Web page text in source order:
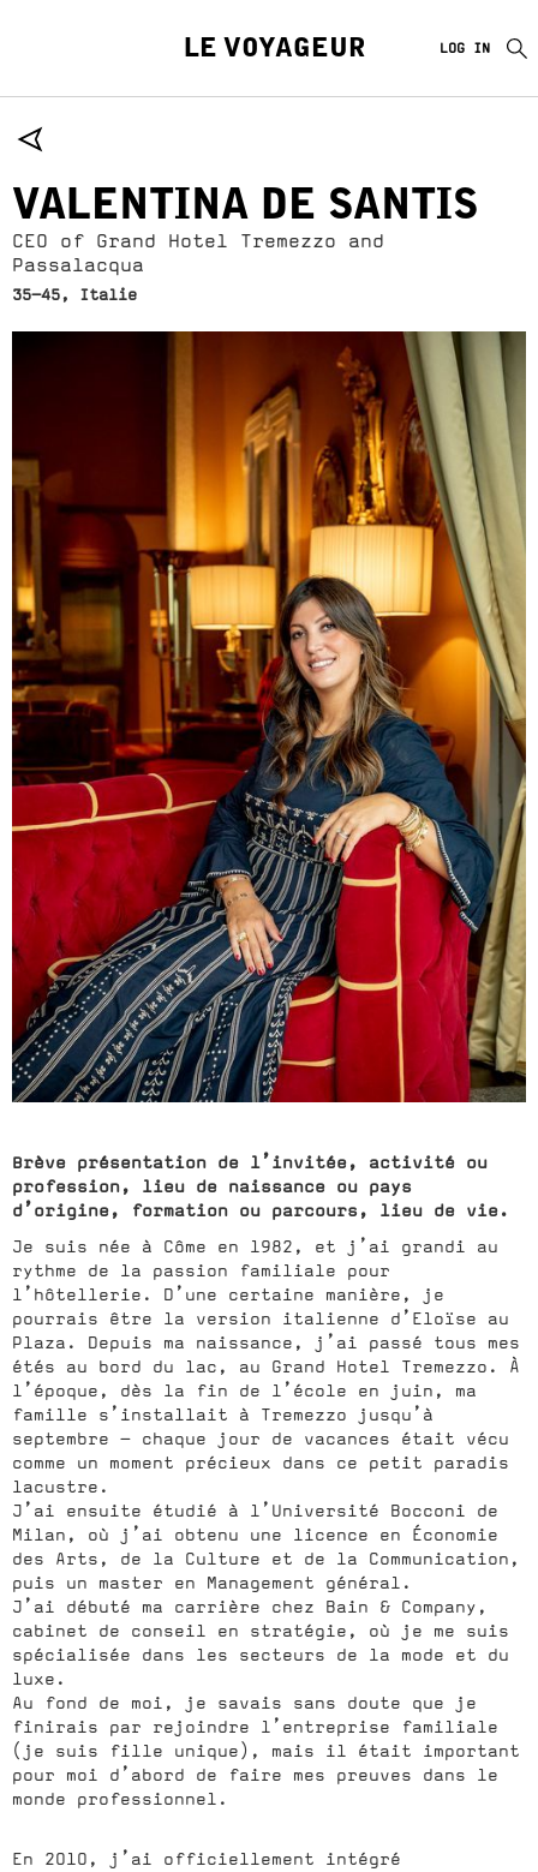
LE VOYAGEUR LOG IN
VALENTINA DE SANTIS
CEO of Grand Hotel Tremezzo and
Passalacqua
35-45, Italie
Brève présentation de l’invitée, activité ou
profession, lieu de naissance ou pays
d’origine, formation ou parcours, lieu de vie.
Je suis née à Côme en 1982, et j’ai grandi au
rythme de la passion familiale pour
l’hôtellerie. D’une certaine manière, je
pourrais être la version italienne d’Eloïse au
Plaza. Depuis ma naissance, j’ai passé tous mes
étés au bord du lac, au Grand Hotel Tremezzo. À
l’époque, dès la fin de l’école en juin, ma
famille s’installait à Tremezzo jusqu’à
septembre — chaque jour de vacances était vécu
comme un moment précieux dans ce petit paradis
lacustre.
J’ai ensuite étudié à l’Université Bocconi de
Milan, où j’ai obtenu une licence en Économie
des Arts, de la Culture et de la Communication,
puis un master en Management général.
J’ai débuté ma carrière chez Bain & Company,
cabinet de conseil en stratégie, où je me suis
spécialisée dans les secteurs de la mode et du
luxe.
Au fond de moi, je savais sans doute que je
finirais par rejoindre l’entreprise familiale
(je suis fille unique), mais il était important
pour moi d’abord de faire mes preuves dans le
monde professionnel.
En 2010, j’ai officiellement intégré